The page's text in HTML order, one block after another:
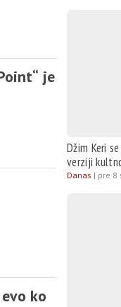
je
ko
Džim Keri
verziji
Danas | pre 8